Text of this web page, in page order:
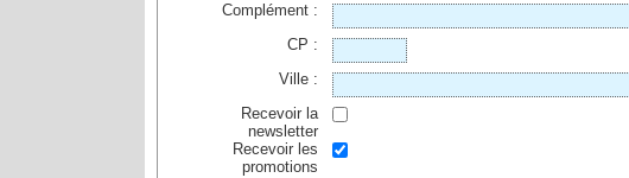
Complément :
CP :
Ville :
Recevoir la
newsletter
Recevoir les
promotions